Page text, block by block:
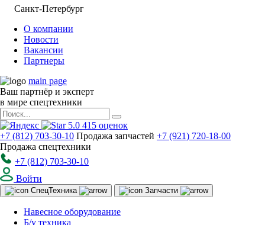
Санкт-Петербург
О компании
Новости
Вакансии
Партнеры
main page
Ваш партнёр и эксперт
в мире спецтехники
5.0 415 оценок
+7 (812) 703-30-10 Продажа запчастей +7 (921) 720-18-00
Продажа спецтехники
+7 (812) 703-30-10
Войти
СпецТехника Запчасти
Навесное оборудование
Б/у техника